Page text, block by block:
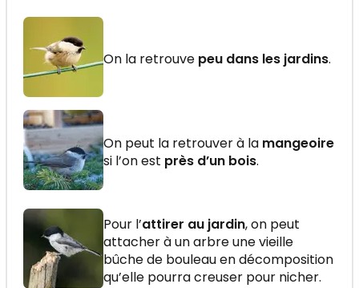
On la retrouve peu dans les jardins.
On peut la retrouver à la mangeoire
si l’on est près d’un bois.
Pour l’attirer au jardin, on peut
attacher à un arbre une vieille
bûche de bouleau en décomposition
qu’elle pourra creuser pour nicher.